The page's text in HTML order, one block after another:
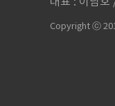
Copyright ⓒ